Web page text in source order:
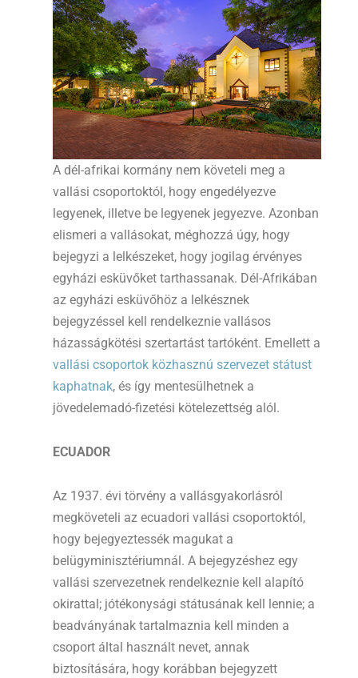
A dél-afrikai kormány nem követeli meg a
vallási csoportoktól, hogy engedélyezve
legyenek, illetve be legyenek jegyezve. Azonban
elismeri a vallásokat, méghozzá úgy, hogy
bejegyzi a lelkészeket, hogy jogilag érvényes
egyházi esküvőket tarthassanak. Dél-Afrikában
az egyházi esküvőhöz a lelkésznek
bejegyzéssel kell rendelkeznie vallásos
házasságkötési szertartást tartóként. Emellett a
vallási csoportok közhasznú szervezet státust
kaphatnak, és így mentesülhetnek a
jövedelemadó-fizetési kötelezettség alól.
ECUADOR
Az 1937. évi törvény a vallásgyakorlásról
megköveteli az ecuadori vallási csoportoktól,
hogy bejegyeztessék magukat a
belügyminisztériumnál. A bejegyzéshez egy
vallási szervezetnek rendelkeznie kell alapító
okirattal; jótékonysági státusának kell lennie; a
beadványának tartalmaznia kell minden a
csoport által használt nevet, annak
biztosítására, hogy korábban bejegyzett